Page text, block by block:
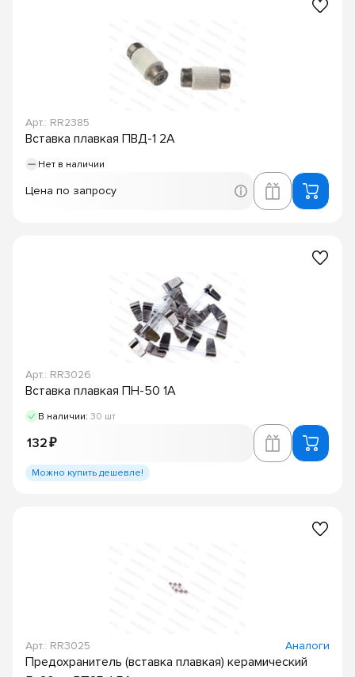
Арт.: RR2385
Вставка плавкая ПВД-1 2А
Нет в наличии
Цена по запросу
Арт.: RR3026
Вставка плавкая ПН-50 1А
В наличии: 30 шт
132 ₽
Можно купить дешевле!
Арт.: RR3025 Аналоги
Предохранитель (вставка плавкая) керамический